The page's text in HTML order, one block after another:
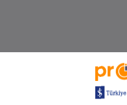
Siyah Profil (HR) - Paket